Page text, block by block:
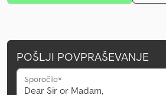
POŠLJI POVPRAŠEVANJE
Sporočilo*